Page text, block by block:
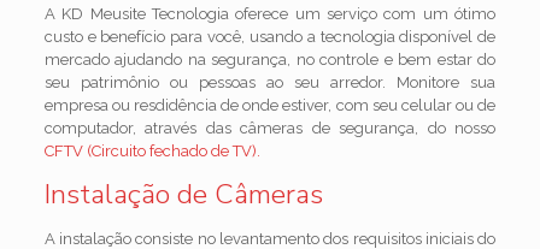
A KD Meusite Tecnologia oferece um serviço com um ótimo
custo e benefício para você, usando a tecnologia disponível de
mercado ajudando na segurança, no controle e bem estar do
seu patrimônio ou pessoas ao seu arredor. Monitore sua
empresa ou resdidência de onde estiver, com seu celular ou de
computador, através das câmeras de segurança, do nosso
CFTV (Circuito fechado de TV).
Instalação de Câmeras
A instalação consiste no levantamento dos requisitos iniciais do